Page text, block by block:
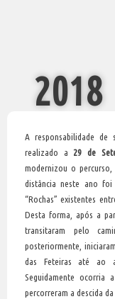
2018
A responsabilidade
realizado a 29 de
modernizou o
distância neste ano foi
“Rochas” existentes
Desta forma, após a
transitaram pelo
posteriormente,
das Feteiras até ao
Seguidamente ocorria
percorreram a descida